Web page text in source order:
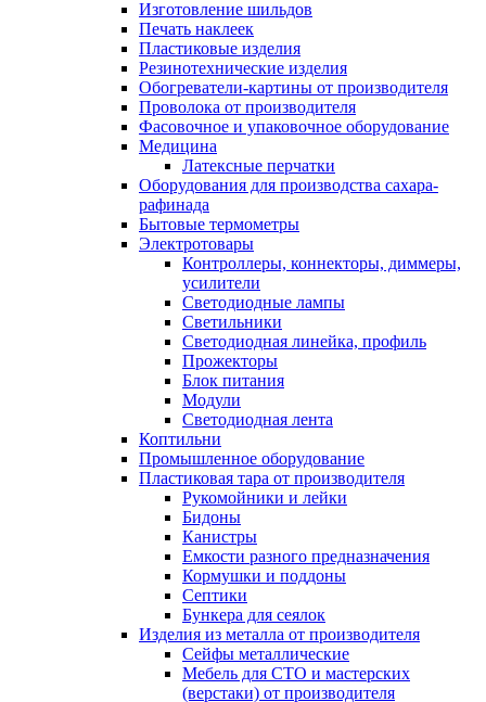
Изготовление шильдов
Печать наклеек
Пластиковые изделия
Резинотехнические изделия
Обогреватели-картины от производителя
Проволока от производителя
Фасовочное и упаковочное оборудование
Медицина
Латексные перчатки
Оборудования для производства сахара-
рафинада
Бытовые термометры
Электротовары
Контроллеры, коннекторы, диммеры,
усилители
Светодиодные лампы
Светильники
Светодиодная линейка, профиль
Прожекторы
Блок питания
Модули
Светодиодная лента
Коптильни
Промышленное оборудование
Пластиковая тара от производителя
Рукомойники и лейки
Бидоны
Канистры
Емкости разного предназначения
Кормушки и поддоны
Септики
Бункера для сеялок
Изделия из металла от производителя
Сейфы металлические
Мебель для СТО и мастерских
(верстаки) от производителя